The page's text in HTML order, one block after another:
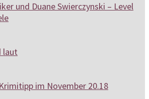
und Duane Swierczynski – Level
laut
im November 20.18